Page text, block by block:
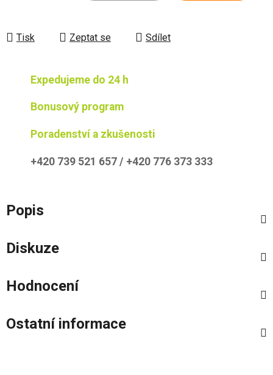
Tisk Zeptat se Sdílet
Expedujeme do 24 h
Bonusový program
Poradenství a zkušenosti
+420 739 521 657 / +420 776 373 333
Popis
Diskuze
Hodnocení
Ostatní informace